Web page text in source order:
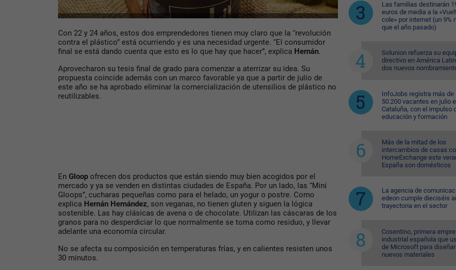
Con 22 y 24 años, estos dos emprendedores tienen muy claro que la “revolución
contra el plástico” está ocurriendo y es una necesidad urgente. “El consumidor
final se está dando cuenta que esto es lo que hay que hacer”, explica Hernán.
Aprovecharon su tesis final de grado para comenzar a aterrizar su idea. Su
propuesta coincide además con un marco favorable ya que a partir de julio de
este año se ha aprobado eliminar la comercialización de utensilios de plástico no
reutilizables.
En Gloop ofrecen dos productos que están siendo muy bien acogidos por el
mercado y ya se venden en distintas ciudades de España. Por un lado, las “Mini
Gloops”, cucharas pequeñas como para el helado, un yogur o postre. Como
explica Hernán Hernández, son veganas, no tienen gluten y siguen la lógica
sostenible. Las hay clásicas de avena o de chocolate. Utilizan las cáscaras de los
granos para no desperdiciar lo que normalmente se toma como residuo, y llevar
adelante una economía circular.
No se afecta su composición en temperaturas frías, y en calientes resisten unos
30 minutos.
Las familias destinarán
euros de media a la
cole» por internet (un 9%
que el año pasado)
Solunion refuerza su
directivo en América
dos nuevos
InfoJobs registra más de
50.200 vacantes en julio
Cataluña, con el impulso
educación y formación
Más de la mitad de los
intercambios de casas
HomeExchange este
España son domésticos
La agencia de
edeon cumple dieciséis
trayectoria en el sector
Cosentino, primera
industrial española que
de Microsoft para diseñar
nuevos materiales